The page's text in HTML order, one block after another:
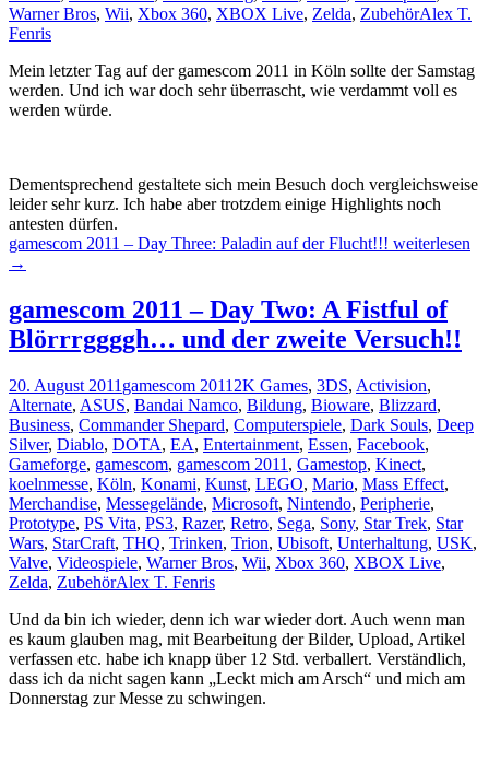
Warner Bros, Wii, Xbox 360, XBOX Live, Zelda, ZubehörAlex T.
Fenris
Mein letzter Tag auf der gamescom 2011 in Köln sollte der Samstag
werden. Und ich war doch sehr überrascht, wie verdammt voll es
werden würde.
Dementsprechend gestaltete sich mein Besuch doch vergleichsweise
leider sehr kurz. Ich habe aber trotzdem einige Highlights noch
antesten dürfen.
gamescom 2011 – Day Three: Paladin auf der Flucht!!! weiterlesen
→
gamescom 2011 – Day Two: A Fistful of
Blörrrggggh… und der zweite Versuch!!
20. August 2011 gamescom 2011 2K Games, 3DS, Activision,
Alternate, ASUS, Bandai Namco, Bildung, Bioware, Blizzard,
Business, Commander Shepard, Computerspiele, Dark Souls, Deep
Silver, Diablo, DOTA, EA, Entertainment, Essen, Facebook,
Gameforge, gamescom, gamescom 2011 , Gamestop, Kinect,
koelnmesse, Köln, Konami, Kunst, LEGO, Mario, Mass Effect,
Merchandise, Messegelände, Microsoft, Nintendo, Peripherie,
Prototype, PS Vita, PS3, Razer, Retro, Sega, Sony, Star Trek, Star
Wars, StarCraft, THQ, Trinken, Trion, Ubisoft, Unterhaltung, USK,
Valve, Videospiele, Warner Bros, Wii, Xbox 360, XBOX Live,
Zelda, ZubehörAlex T. Fenris
Und da bin ich wieder, denn ich war wieder dort. Auch wenn man
es kaum glauben mag, mit Bearbeitung der Bilder, Upload, Artikel
verfassen etc. habe ich knapp über 12 Std. verballert. Verständlich,
dass ich da nicht sagen kann „Leckt mich am Arsch“ und mich am
Donnerstag zur Messe zu schwingen.